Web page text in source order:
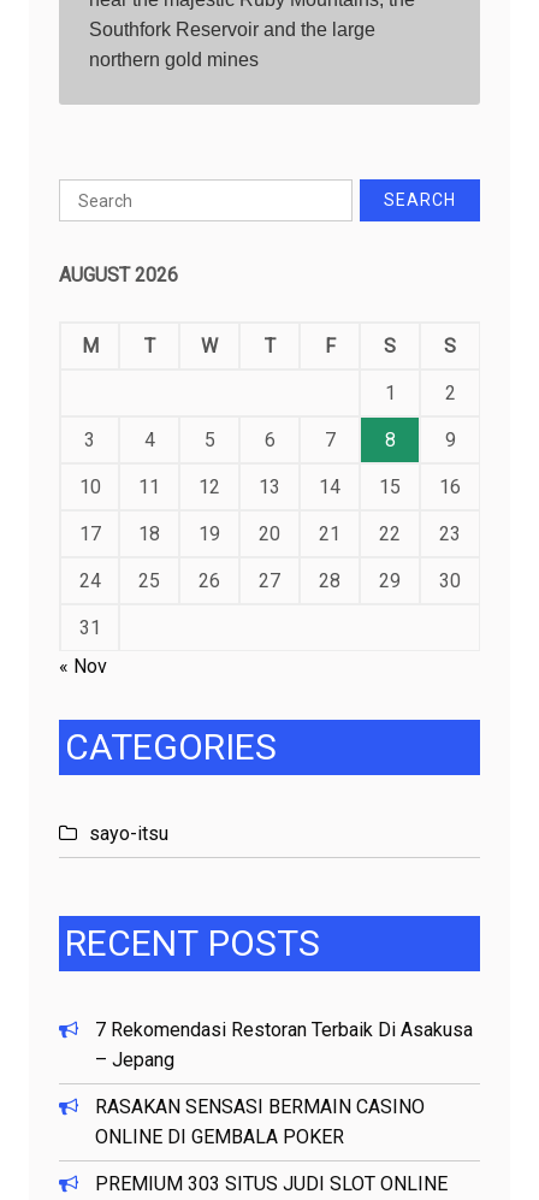
Southfork Reservoir and the large
northern gold mines
Search
for:
AUGUST 2026
M T W T F S S
1 2
3 4 5 6 7 8 9
10 11 12 13 14 15 16
17 18 19 20 21 22 23
24 25 26 27 28 29 30
31
« Nov
CATEGORIES
sayo-itsu
RECENT POSTS
7 Rekomendasi Restoran Terbaik Di Asakusa
– Jepang
RASAKAN SENSASI BERMAIN CASINO
ONLINE DI GEMBALA POKER
PREMIUM 303 SITUS JUDI SLOT ONLINE